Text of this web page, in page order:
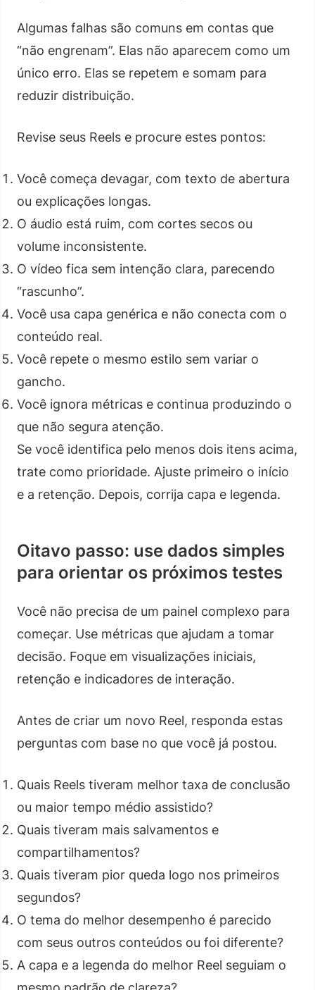
Algumas falhas são comuns em contas que
“não engrenam”. Elas não aparecem como um
único erro. Elas se repetem e somam para
reduzir distribuição.
Revise seus Reels e procure estes pontos:
Você começa devagar, com texto de abertura
ou explicações longas.
O áudio está ruim, com cortes secos ou
volume inconsistente.
O vídeo fica sem intenção clara, parecendo
“rascunho”.
Você usa capa genérica e não conecta com o
conteúdo real.
Você repete o mesmo estilo sem variar o
gancho.
Você ignora métricas e continua produzindo o
que não segura atenção.
Se você identifica pelo menos dois itens acima,
trate como prioridade. Ajuste primeiro o início
e a retenção. Depois, corrija capa e legenda.
Oitavo passo: use dados simples
para orientar os próximos testes
Você não precisa de um painel complexo para
começar. Use métricas que ajudam a tomar
decisão. Foque em visualizações iniciais,
retenção e indicadores de interação.
Antes de criar um novo Reel, responda estas
perguntas com base no que você já postou.
Quais Reels tiveram melhor taxa de conclusão
ou maior tempo médio assistido?
Quais tiveram mais salvamentos e
compartilhamentos?
Quais tiveram pior queda logo nos primeiros
segundos?
O tema do melhor desempenho é parecido
com seus outros conteúdos ou foi diferente?
A capa e a legenda do melhor Reel seguiam o